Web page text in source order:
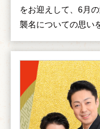
をお迎えして、6月
襲名についての思い